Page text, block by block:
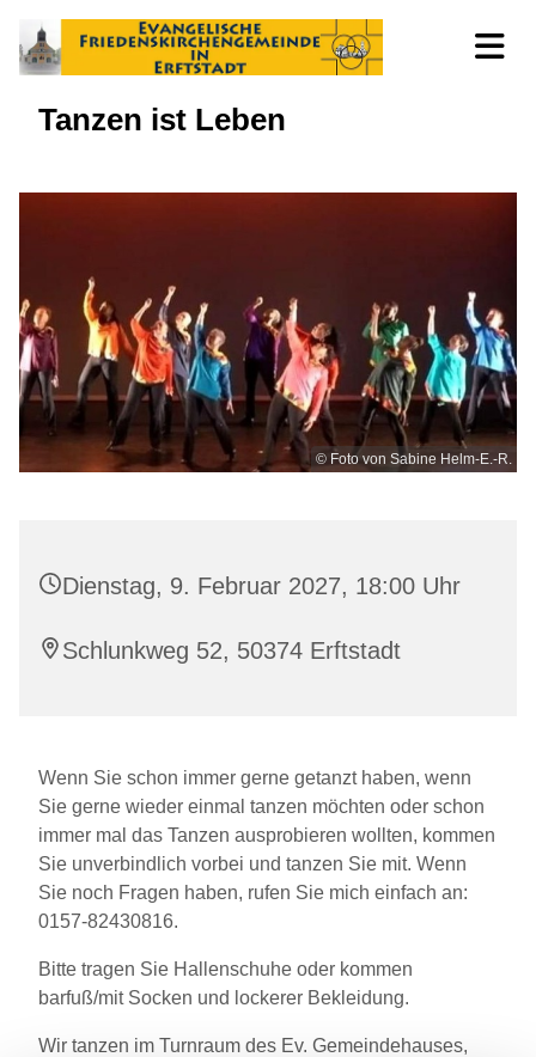
Tanzen ist Leben
© Foto von Sabine Helm-E.-R.
Dienstag, 9. Februar 2027, 18:00 Uhr
Schlunkweg 52, 50374 Erftstadt
Wenn Sie schon immer gerne getanzt haben, wenn
Sie gerne wieder einmal tanzen möchten oder schon
immer mal das Tanzen ausprobieren wollten, kommen
Sie unverbindlich vorbei und tanzen Sie mit. Wenn
Sie noch Fragen haben, rufen Sie mich einfach an:
0157-82430816.
Bitte tragen Sie Hallenschuhe oder kommen
barfuß/mit Socken und lockerer Bekleidung.
Wir tanzen im Turnraum des Ev. Gemeindehauses,